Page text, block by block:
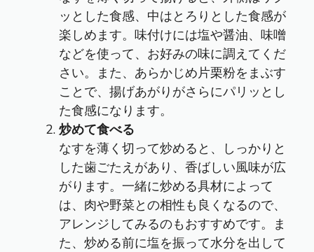
ッとした食感、中はとろりとした食感が
楽しめます。味付けには塩や醤油、味噌
などを使って、お好みの味に調えてくだ
さい。また、あらかじめ片栗粉をまぶす
ことで、揚げあがりがさらにパリッとし
た食感になります。
炒めて食べる
なすを薄く切って炒めると、しっかりと
した歯ごたえがあり、香ばしい風味が広
がります。一緒に炒める具材によって
は、肉や野菜との相性も良くなるので、
アレンジしてみるのもおすすめです。ま
た、炒める前に塩を振って水分を出して